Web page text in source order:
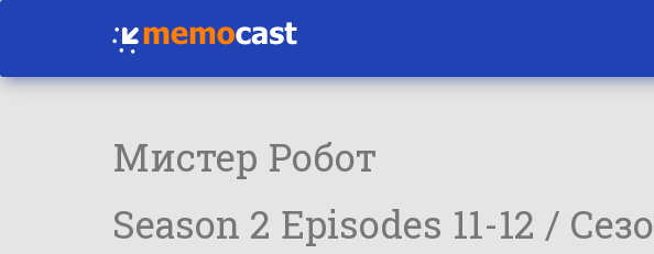
Мистер Робот
Season 2 Episodes 11-12 /